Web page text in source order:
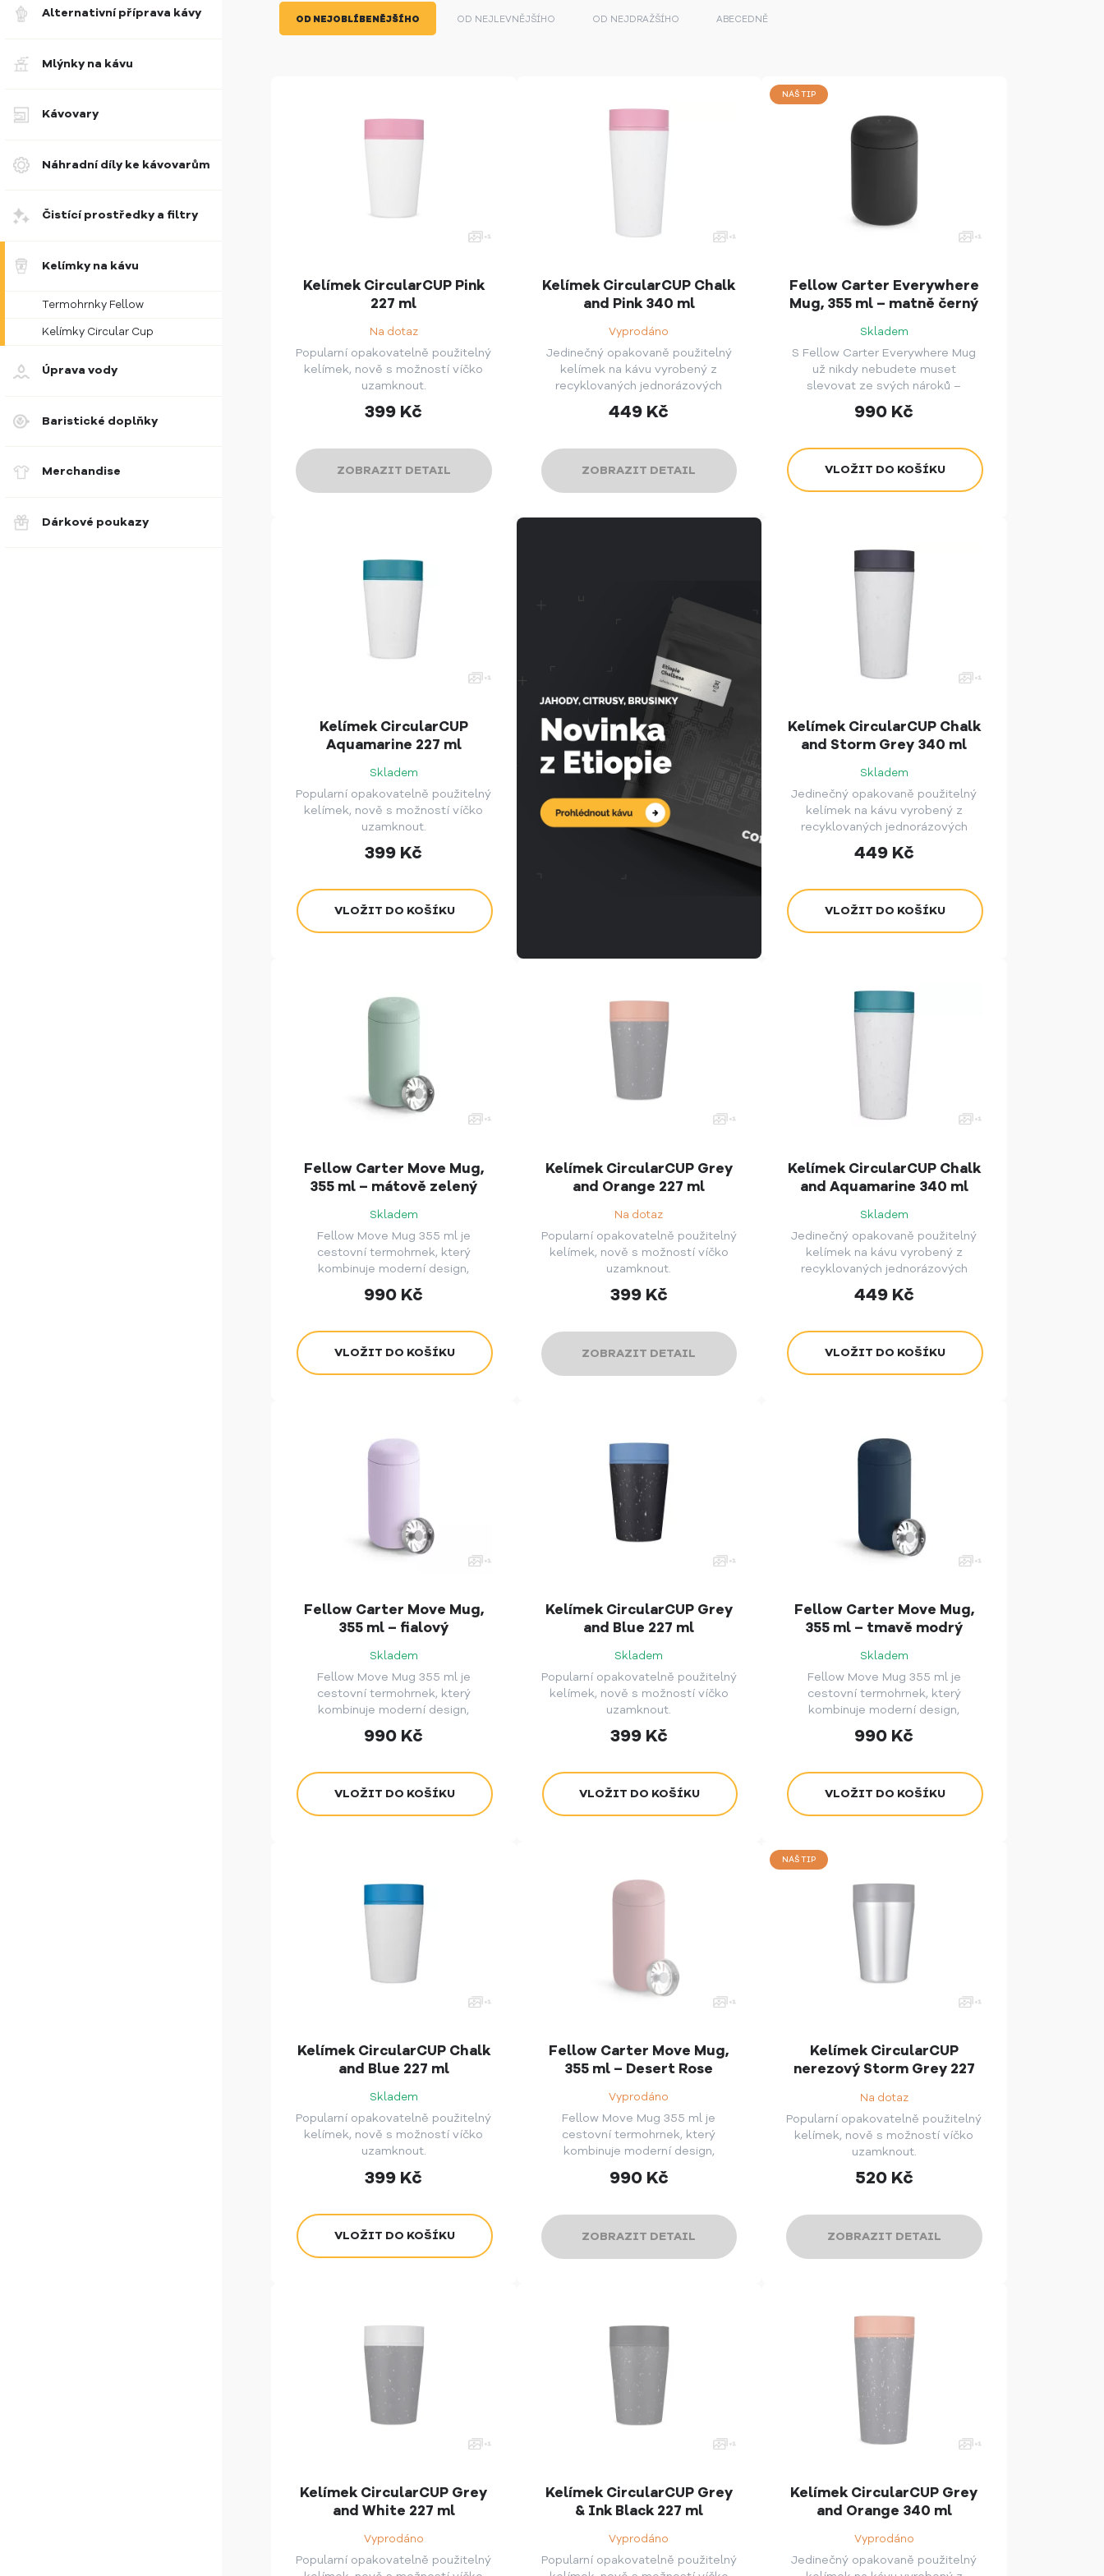
OD NEJOBLÍBENĚJŠÍHO OD NEJLEVNĚJŠÍHO OD NEJDRAŽŠÍHO ABECEDNĚ
Kelímek CircularCUP Pink
227 ml
Na dotaz
Popularní opakovatelně použitelný
kelímek, nově s možností víčko
uzamknout.
399 Kč
ZOBRAZIT DETAIL
Kelímek CircularCUP Chalk
and Pink 340 ml
Vyprodáno
Jedinečný opakovaně použitelný
kelímek na kávu vyrobený z
recyklovaných jednorázových
papírových kelímků.
449 Kč
ZOBRAZIT DETAIL
NÁŠ TIP
Fellow Carter Everywhere
Mug, 355 ml – matně černý
Skladem
S Fellow Carter Everywhere Mug
už nikdy nebudete muset
slevovat ze svých nároků –
perfektní káva teď může být s
vámi všude, kam vyrazíte!
990 Kč
Kelímek CircularCUP
Aquamarine 227 ml
Skladem
Popularní opakovatelně použitelný
kelímek, nově s možností víčko
uzamknout.
399 Kč
Kelímek CircularCUP Chalk
and Storm Grey 340 ml
Skladem
Jedinečný opakovaně použitelný
kelímek na kávu vyrobený z
recyklovaných jednorázových
papírových kelímků.
449 Kč
Fellow Carter Move Mug,
355 ml – mátově zelený
Skladem
Fellow Move Mug 355 ml je
cestovní termohrnek, který
kombinuje moderní design,
vysokou funkčnost a skvělý
zážitek z pití kávy.
990 Kč
Kelímek CircularCUP Grey
and Orange 227 ml
Na dotaz
Popularní opakovatelně použitelný
kelímek, nově s možností víčko
uzamknout.
399 Kč
ZOBRAZIT DETAIL
Kelímek CircularCUP Chalk
and Aquamarine 340 ml
Skladem
Jedinečný opakovaně použitelný
kelímek na kávu vyrobený z
recyklovaných jednorázových
papírových kelímků.
449 Kč
Fellow Carter Move Mug,
355 ml – fialový
Skladem
Fellow Move Mug 355 ml je
cestovní termohrnek, který
kombinuje moderní design,
vysokou funkčnost a skvělý
zážitek z pití kávy.
990 Kč
Kelímek CircularCUP Grey
and Blue 227 ml
Skladem
Popularní opakovatelně použitelný
kelímek, nově s možností víčko
uzamknout.
399 Kč
Fellow Carter Move Mug,
355 ml – tmavě modrý
Skladem
Fellow Move Mug 355 ml je
cestovní termohrnek, který
kombinuje moderní design,
vysokou funkčnost a skvělý
zážitek z pití kávy.
990 Kč
Kelímek CircularCUP Chalk
and Blue 227 ml
Skladem
Popularní opakovatelně použitelný
kelímek, nově s možností víčko
uzamknout.
399 Kč
Fellow Carter Move Mug,
355 ml – Desert Rose
Vyprodáno
Fellow Move Mug 355 ml je
cestovní termohrnek, který
kombinuje moderní design,
vysokou funkčnost a skvělý
zážitek z pití kávy.
990 Kč
ZOBRAZIT DETAIL
NÁŠ TIP
Kelímek CircularCUP
nerezový Storm Grey 227
Na dotaz
Popularní opakovatelně použitelný
kelímek, nově s možností víčko
uzamknout.
520 Kč
ZOBRAZIT DETAIL
Kelímek CircularCUP Grey
and White 227 ml
Vyprodáno
Popularní opakovatelně použitelný
Kelímek CircularCUP Grey
& Ink Black 227 ml
Vyprodáno
Popularní opakovatelně použitelný
Kelímek CircularCUP Grey
and Orange 340 ml
Vyprodáno
Jedinečný opakovaně použitelný
Alternativní příprava kávy
Mlýnky na kávu
Kávovary
Náhradní díly ke kávovarům
Čistící prostředky a filtry
Kelímky na kávu
Termohrnky Fellow
Kelímky Circular Cup
Úprava vody
Baristické doplňky
Merchandise
Dárkové poukazy